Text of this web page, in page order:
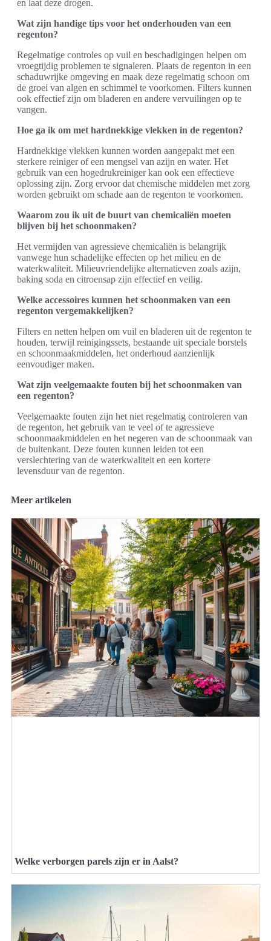
en laat deze drogen.
Wat zijn handige tips voor het onderhouden van een
regenton?
Regelmatige controles op vuil en beschadigingen helpen om
vroegtijdig problemen te signaleren. Plaats de regenton in een
schaduwrijke omgeving en maak deze regelmatig schoon om
de groei van algen en schimmel te voorkomen. Filters kunnen
ook effectief zijn om bladeren en andere vervuilingen op te
vangen.
Hoe ga ik om met hardnekkige vlekken in de regenton?
Hardnekkige vlekken kunnen worden aangepakt met een
sterkere reiniger of een mengsel van azijn en water. Het
gebruik van een hogedrukreiniger kan ook een effectieve
oplossing zijn. Zorg ervoor dat chemische middelen met zorg
worden gebruikt om schade aan de regenton te voorkomen.
Waarom zou ik uit de buurt van chemicaliën moeten
blijven bij het schoonmaken?
Het vermijden van agressieve chemicaliën is belangrijk
vanwege hun schadelijke effecten op het milieu en de
waterkwaliteit. Milieuvriendelijke alternatieven zoals azijn,
baking soda en citroensap zijn effectief en veilig.
Welke accessoires kunnen het schoonmaken van een
regenton vergemakkelijken?
Filters en netten helpen om vuil en bladeren uit de regenton te
houden, terwijl reinigingssets, bestaande uit speciale borstels
en schoonmaakmiddelen, het onderhoud aanzienlijk
eenvoudiger maken.
Wat zijn veelgemaakte fouten bij het schoonmaken van
een regenton?
Veelgemaakte fouten zijn het niet regelmatig controleren van
de regenton, het gebruik van te veel of te agressieve
schoonmaakmiddelen en het negeren van de schoonmaak van
de buitenkant. Deze fouten kunnen leiden tot een
verslechtering van de waterkwaliteit en een kortere
levensduur van de regenton.
Meer artikelen
Welke verborgen parels zijn er in Aalst?